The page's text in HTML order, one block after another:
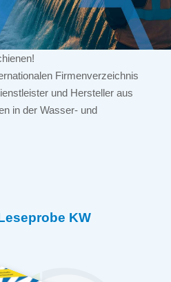
Firmenverzeichnis
und Hersteller aus
in der Wasser- und
KW